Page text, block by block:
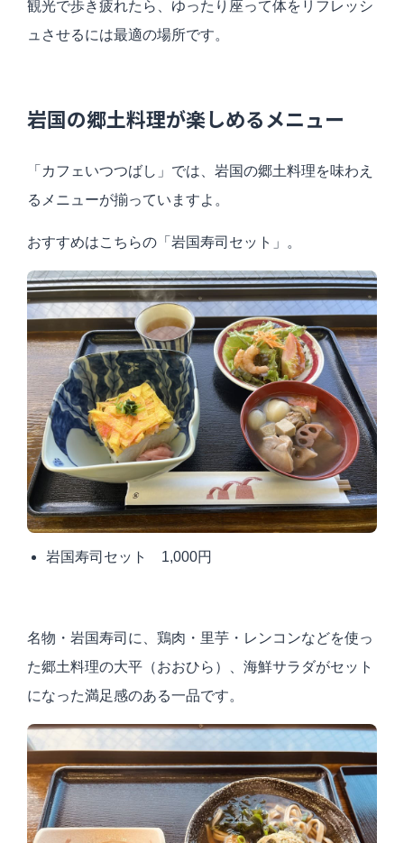
観光で歩き疲れたら、ゆったり座って体をリフレッシ
ュさせるには最適の場所です。
岩国の郷土料理が楽しめるメニュー
「カフェいつつばし」では、岩国の郷土料理を味わえ
るメニューが揃っていますよ。
おすすめはこちらの「岩国寿司セット」。
岩国寿司セット 1,000円
名物・岩国寿司に、鶏肉・里芋・レンコンなどを使っ
た郷土料理の大平（おおひら）、海鮮サラダがセット
になった満足感のある一品です。